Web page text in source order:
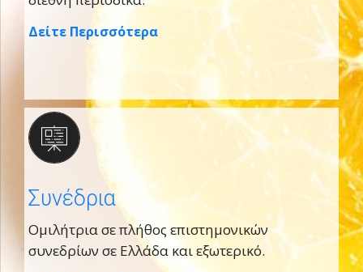
Δείτε Περισσότερα
Συνέδρια
Ομιλήτρια σε πλήθος επιστημονικών
συνεδρίων σε Ελλάδα και εξωτερικό.